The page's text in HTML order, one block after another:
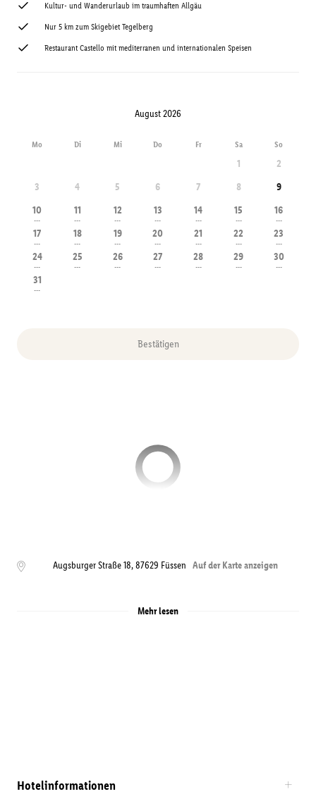
Kultur- und Wanderurlaub im traumhaften Allgäu
Nur 5 km zum Skigebiet Tegelberg
Restaurant Castello mit mediterranen und internationalen Speisen
August 2026
Mo Di Mi Do Fr Sa So
1
2
3
4 5 6 7 8
9
10
---
11
---
12
---
13
---
14
---
15
---
16
---
17
---
18
---
19
---
20
---
21
---
22
---
23
---
24
---
25
---
26
---
27
---
28
---
29
---
30
---
31
---
Bestätigen
Augsburger Straße 18,87629 Füssen Auf der Karte anzeigen
Mehr lesen
Hotelinformationen